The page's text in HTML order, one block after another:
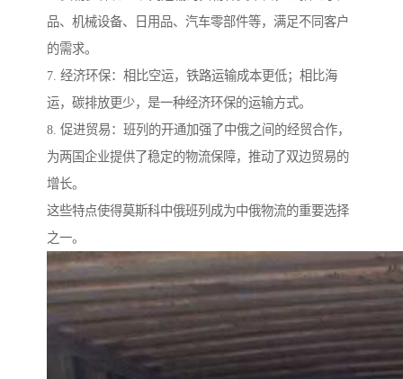
品、机械设备、日用品、汽车零部件等，满足不同客户
的需求。
7. 经济环保：相比空运，铁路运输成本更低；相比海
运，碳排放更少，是一种经济环保的运输方式。
8. 促进贸易：班列的开通加强了中俄之间的经贸合作，
为两国企业提供了稳定的物流保障，推动了双边贸易的
增长。
这些特点使得莫斯科中俄班列成为中俄物流的重要选择
之一。